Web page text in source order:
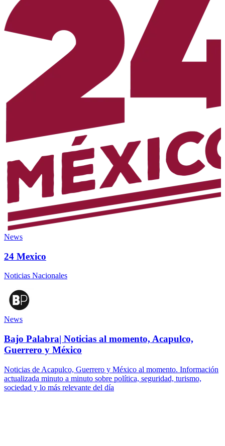
News
24 Mexico
Noticias Nacionales
News
Bajo Palabra| Noticias al momento, Acapulco,
Guerrero y México
Noticias de Acapulco, Guerrero y México al momento. Información
actualizada minuto a minuto sobre política, seguridad, turismo,
sociedad y lo más relevante del día